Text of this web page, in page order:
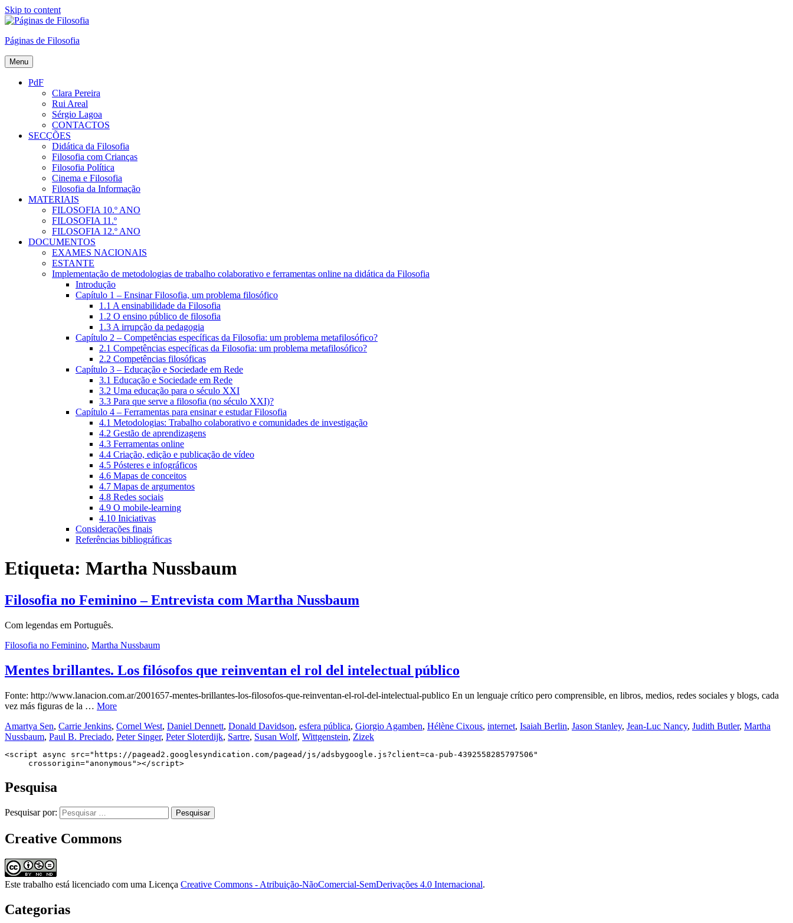
Skip to content
Páginas de Filosofia
Menu
PdF
Clara Pereira
Rui Areal
Sérgio Lagoa
CONTACTOS
SECÇÕES
Didática da Filosofia
Filosofia com Crianças
Filosofia Política
Cinema e Filosofia
Filosofia da Informação
MATERIAIS
FILOSOFIA 10.º ANO
FILOSOFIA 11.º
FILOSOFIA 12.º ANO
DOCUMENTOS
EXAMES NACIONAIS
ESTANTE
Implementação de metodologias de trabalho colaborativo e ferramentas online na didática da Filosofia
Introdução
Capítulo 1 – Ensinar Filosofia, um problema filosófico
1.1 A ensinabilidade da Filosofia
1.2 O ensino público de filosofia
1.3 A irrupção da pedagogia
Capítulo 2 – Competências específicas da Filosofia: um problema metafilosófico?
2.1 Competências específicas da Filosofia: um problema metafilosófico?
2.2 Competências filosóficas
Capítulo 3 – Educação e Sociedade em Rede
3.1 Educação e Sociedade em Rede
3.2 Uma educação para o século XXI
3.3 Para que serve a filosofia (no século XXI)?
Capítulo 4 – Ferramentas para ensinar e estudar Filosofia
4.1 Metodologias: Trabalho colaborativo e comunidades de investigação
4.2 Gestão de aprendizagens
4.3 Ferramentas online
4.4 Criação, edição e publicação de vídeo
4.5 Pósteres e infográficos
4.6 Mapas de conceitos
4.7 Mapas de argumentos
4.8 Redes sociais
4.9 O mobile-learning
4.10 Iniciativas
Considerações finais
Referências bibliográficas
Etiqueta: Martha Nussbaum
Filosofia no Feminino – Entrevista com Martha Nussbaum
Com legendas em Português.
Filosofia no Feminino, Martha Nussbaum
Mentes brillantes. Los filósofos que reinventan el rol del intelectual público
Fonte: http://www.lanacion.com.ar/2001657-mentes-brillantes-los-filosofos-que-reinventan-el-rol-del-intelectual-publico En un lenguaje crítico pero comprensible, en libros, medios, redes sociales y blogs, cada
vez más figuras de la … More
Amartya Sen, Carrie Jenkins, Cornel West, Daniel Dennett, Donald Davidson, esfera pública, Giorgio Agamben, Hélène Cixous, internet, Isaiah Berlin, Jason Stanley, Jean-Luc Nancy, Judith Butler, Martha
Nussbaum, Paul B. Preciado, Peter Singer, Peter Sloterdijk, Sartre, Susan Wolf, Wittgenstein, Zizek
<script async src="https://pagead2.googlesyndication.com/pagead/js/adsbygoogle.js?client=ca-pub-4392558285797506"
     crossorigin="anonymous"></script>
Pesquisa
Pesquisar por:
Creative Commons
Este trabalho está licenciado com uma Licença Creative Commons - Atribuição-NãoComercial-SemDerivações 4.0 Internacional.
Categorias